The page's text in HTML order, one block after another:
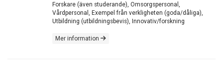
Forskare (även studerande), Omsorgspersonal,
Vårdpersonal, Exempel från verkligheten (goda/dåliga),
Utbildning (utbildningsbevis), Innovativ/forskning
Mer information